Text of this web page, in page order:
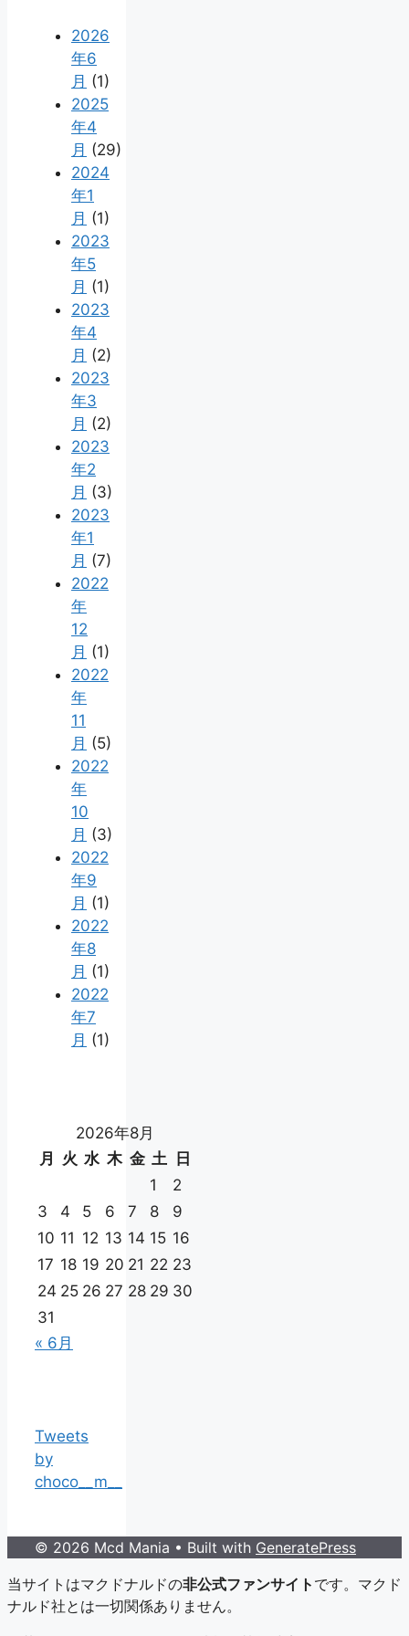
2026
年6
月 (1)
2025
年4
月 (29)
2024
年1
月 (1)
2023
年5
月 (1)
2023
年4
月 (2)
2023
年3
月 (2)
2023
年2
月 (3)
2023
年1
月 (7)
2022
年
12
月 (1)
2022
年
11
月 (5)
2022
年
10
月 (3)
2022
年9
月 (1)
2022
年8
月 (1)
2022
年7
月 (1)
2026年8月
月
火 水 木 金 土
日
1
2
3
4 5 6 7 8
9
10 11 12 13 14 15 16
17 18 19 20 21 22 23
24 25 26 27 28 29 30
31
« 6月
Tweets
by
choco__m__
© 2026 Mcd Mania • Built with GeneratePress
当サイトはマクドナルドの非公式ファンサイト です。マクド
ナルド社とは一切関係ありません。